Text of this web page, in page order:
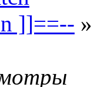
]]==--